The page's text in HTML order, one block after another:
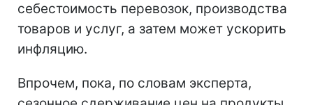
себестоимость перевозок, производства
товаров и услуг, а затем может ускорить
инфляцию.
Впрочем, пока, по словам эксперта,